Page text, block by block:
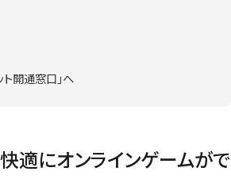
開通窓口」へ
適にオンラインゲームがで